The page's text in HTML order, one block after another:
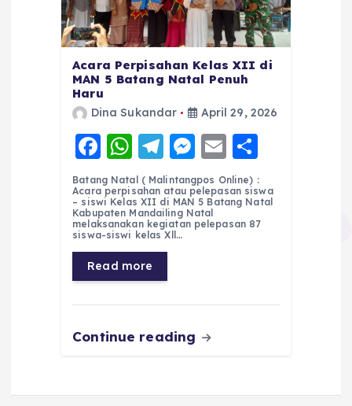
Acara Perpisahan Kelas XII di
MAN 5 Batang Natal Penuh
Haru
Dina Sukandar April 29, 2026
F
a
c
e
b
o
o
W
h
a
ts
A
p
p
T
el
e
g
r
m
M
e
ss
e
er
E
m
ai
l
h
a
re
Batang Natal ( Malintangpos Online) :
Acara perpisahan atau pelepasan siswa
– siswi Kelas XII di MAN 5 Batang Natal
Kabupaten Mandailing Natal
melaksanakan kegiatan pelepasan 87
siswa-siswi kelas Xll…
Read more
Continue reading